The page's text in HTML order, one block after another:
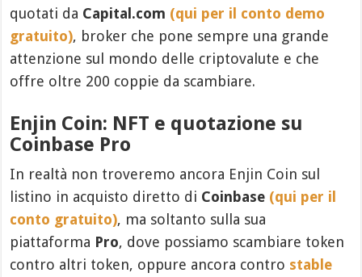
quotati da Capital.com (qui per il conto demo
gratuito), broker che pone sempre una grande
attenzione sul mondo delle criptovalute e che
offre oltre 200 coppie da scambiare.
Enjin Coin: NFT e quotazione su
Coinbase Pro
In realtà non troveremo ancora Enjin Coin sul
listino in acquisto diretto di Coinbase (qui per il
conto gratuito), ma soltanto sulla sua
piattaforma Pro, dove possiamo scambiare token
contro altri token, oppure ancora contro stable